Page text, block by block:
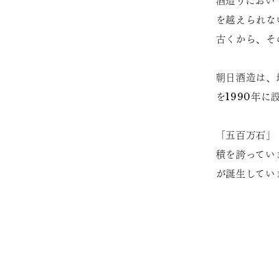
を越えられ
古くから、そ
朝日酒造は、
を1990年に
「五百万石
積を誇って
が誕生してい